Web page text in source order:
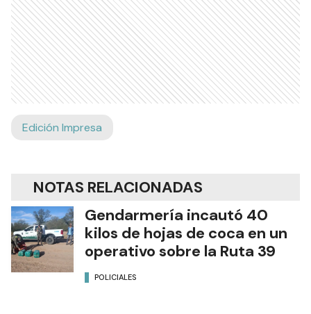
Edición Impresa
NOTAS RELACIONADAS
Gendarmería incautó 40
kilos de hojas de coca en un
operativo sobre la Ruta 39
POLICIALES